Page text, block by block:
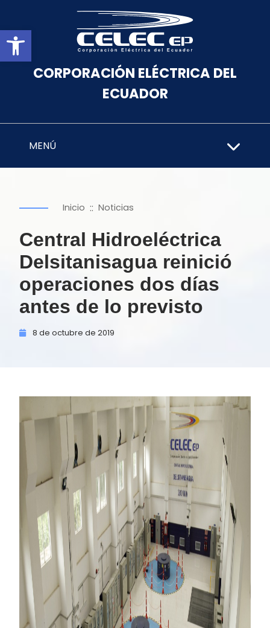
Abrir barra de herramientas
CORPORACIÓN ELÉCTRICA DEL
ECUADOR
MENÚ
Inicio :: Noticias
Central Hidroeléctrica
Delsitanisagua reinició
operaciones dos días
antes de lo previsto
8 de octubre de 2019